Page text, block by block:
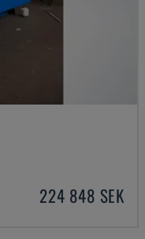
224 848 SEK